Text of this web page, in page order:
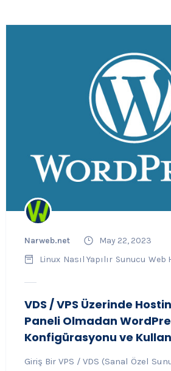
Narweb.net
May 22, 2023
Linux Nasıl Yapılır Sunucu Web
VDS / VPS Üzerinde
Paneli Olmadan
Konfigürasyonu ve
Giriş Bir VPS / VDS (Sanal Özel